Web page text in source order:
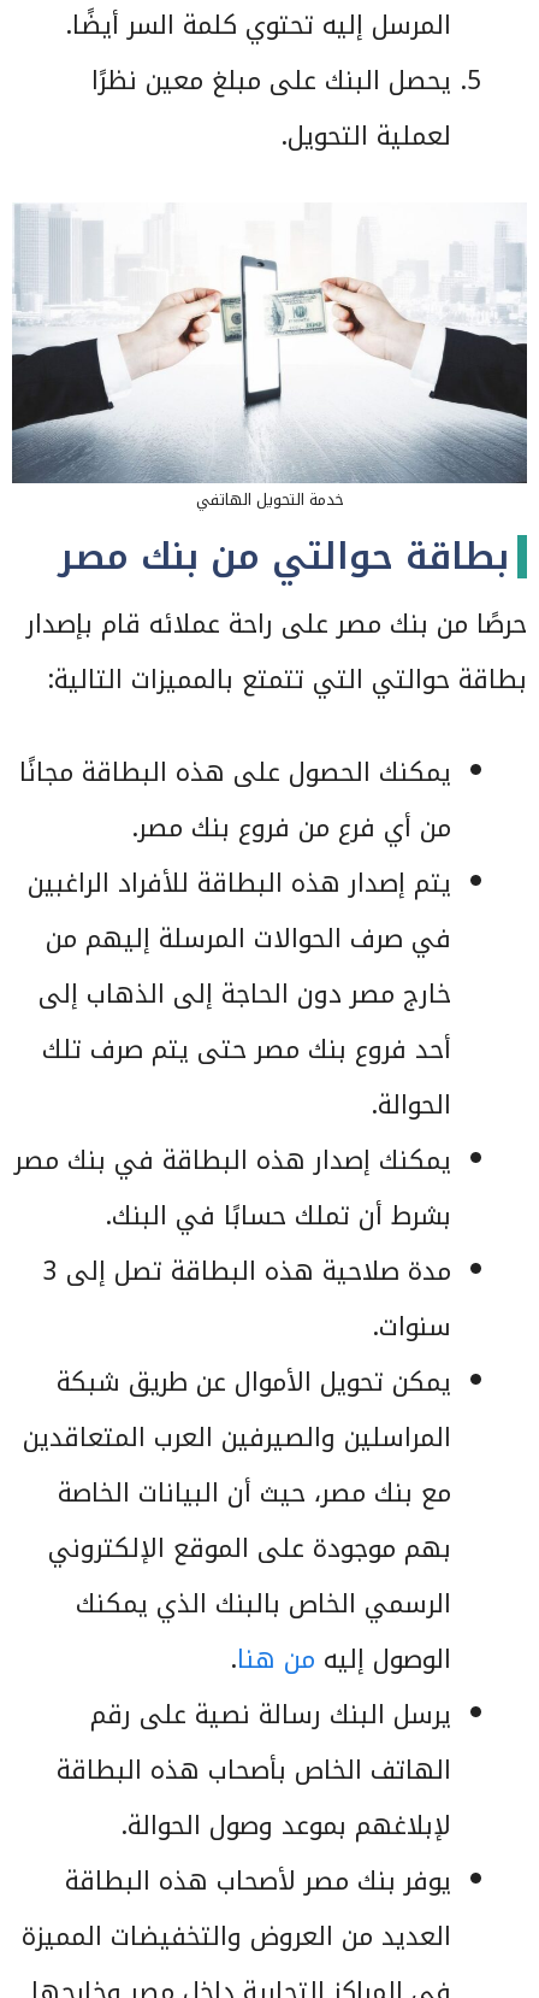
المرسل إليه تحتوي كلمة السر أيضًا.
يحصل البنك على مبلغ معين نظرًا
لعملية التحويل.
خدمة التحويل الهاتفي
بطاقة حوالتي من بنك مصر
حرصًا من بنك مصر على راحة عملائه قام بإصدار
بطاقة حوالتي التي تتمتع بالمميزات التالية:
يمكنك الحصول على هذه البطاقة مجانًا
من أي فرع من فروع بنك مصر.
يتم إصدار هذه البطاقة للأفراد الراغبين
في صرف الحوالات المرسلة إليهم من
خارج مصر دون الحاجة إلى الذهاب إلى
أحد فروع بنك مصر حتى يتم صرف تلك
الحوالة.
يمكنك إصدار هذه البطاقة في بنك مصر
بشرط أن تملك حسابًا في البنك.
مدة صلاحية هذه البطاقة تصل إلى 3
سنوات.
يمكن تحويل الأموال عن طريق شبكة
المراسلين والصيرفين العرب المتعاقدين
مع بنك مصر، حيث أن البيانات الخاصة
بهم موجودة على الموقع الإلكتروني
الرسمي الخاص بالبنك الذي يمكنك
الوصول إليه من هنا.
يرسل البنك رسالة نصية على رقم
الهاتف الخاص بأصحاب هذه البطاقة
لإبلاغهم بموعد وصول الحوالة.
يوفر بنك مصر لأصحاب هذه البطاقة
العديد من العروض والتخفيضات المميزة